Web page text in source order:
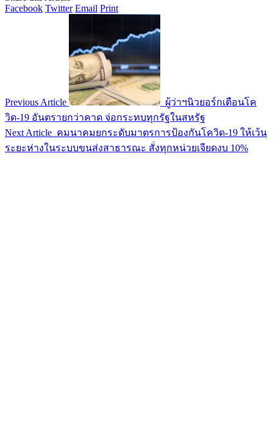
Facebook Twitter Email Print
Previous Article
ผู้ว่าฯนิวยอร์กเตือนโค
วิด-19 อันตรายกว่าคาด จ่อกระทบทุกรัฐในสหรัฐ
Next Article คมนาคมยกระดับมาตรการป้องกันโควิด-19 ให้เว้น
ระยะห่างในระบบขนส่งสาธารณะ สั่งทุกหน่วยเจียดงบ 10%